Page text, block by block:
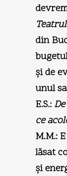
din
şi de
unul
E.S.:
ce
M.M.:
lăsat
şi